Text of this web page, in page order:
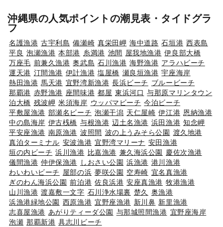
沖縄県の人気ポイントの潮見表・タイドグラ
フ
名護漁港 古宇利島 備瀬崎 真栄田岬 海中道路 石垣港 西表島
平良 泡瀬漁港 本部港 糸満港 池間 屋我地漁港 伊良部大橋
万座毛 前兼久漁港 奥武島 石川漁港 海野漁港 アラハビーチ
運天港 汀間漁港 伊計漁港 塩屋橋 瀬良垣漁港 宇座海岸
熱田漁港 馬天港 宜野湾新漁港 長浜ビーチ ブルービーチ
那覇港 赤野漁港 座間味港 都屋 東浜河口 与那原マリンタウン
泊大橋 残波岬 米須海岸 ウッパマビーチ 今泊ビーチ
平敷屋漁港 部瀬名ビーチ 泡瀬干潟 天仁屋崎 伊江港 恩納漁港
中の島海岸 伊古桟橋 与根漁港 辺土名漁港 浜田漁港 知念岬
平安座漁港 南原漁港 波照間 波の上うみそら公園 渡久地港
真泊ターミナル 安波漁港 宜野湾マリーナ 安田漁港
垣の内ビーチ 浜川漁港 比嘉漁港 兼久海浜公園
慶佐次漁港
儀間漁港 仲伊保漁港 しおさい公園 浜漁港 港川漁港
わいわいビーチ 屋部の浜 夢咲公園 空寿崎 宜名真漁港
ぎのわん海浜公園 前泊港 佐良浜港 安座真漁港 牧港漁港
山川漁港 渡嘉敷一文字 石川浄水場裏 楚久
奥漁港
浜漁港緑地公園 西原漁港 宜野座漁港 新川鼻 新里漁港
志喜屋漁港 あがりティーダ公園 与那城照間漁港 宜野座海岸
泡瀬 那覇新港 具志川ビーチ